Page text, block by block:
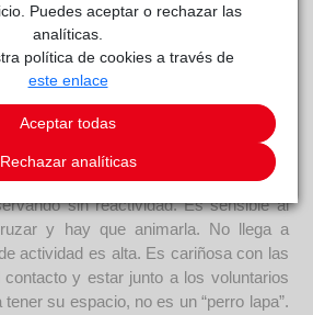
una perrita preciosa y encantadora.
de arnés es buena, se deja hacer
tranquila por el parque, no tira apenas
olfatear y se para a escuchar y a
nota que disfruta. Cuando ve un perro
sin reactividad. Es sensible al
y hay que animarla. No llega a
actividad es alta. Es cariñosa con las
y estar junto a los voluntarios
su espacio, no es un “perro lapa”.
Puedes aceptar o rechazar las
analíticas.
política de cookies a través de
este enlace
Aceptar todas
Rechazar analíticas